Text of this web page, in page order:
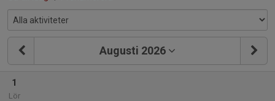
Augusti 2026
1
Lör